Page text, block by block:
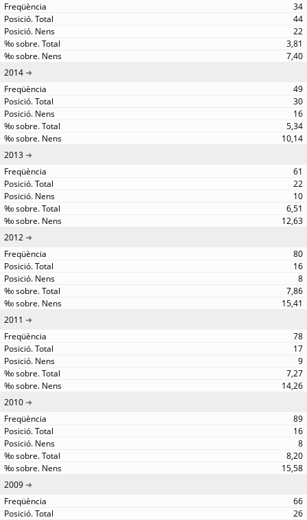
34
44
22
3,81
7,40
2014
49
30
16
5,34
10,14
2013
61
22
10
6,51
12,63
2012
80
16
8
7,86
15,41
2011
78
17
9
7,27
14,26
2010
89
16
8
8,20
15,58
2009
66
26